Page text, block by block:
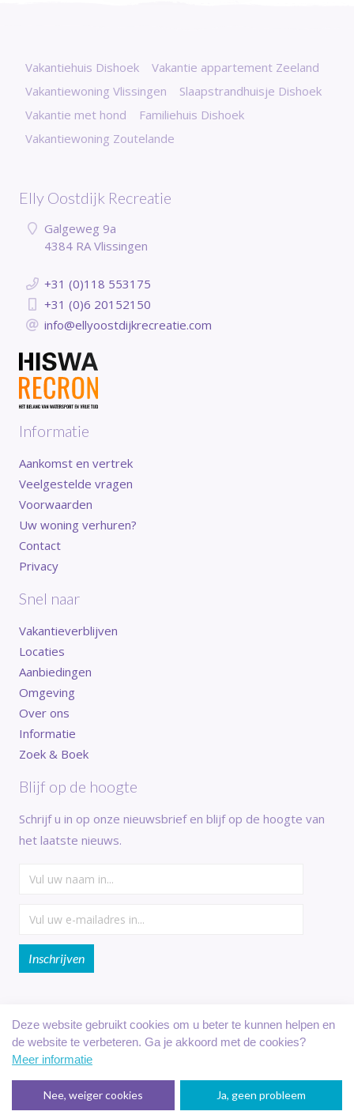
Deze website gebruikt cookies om u beter te kunnen helpen en
de website te verbeteren. Ga je akkoord met de cookies?
Meer informatie
Nee, weiger cookies Ja, geen probleem
Vakantiehuis Dishoek
Vakantie appartement Zeeland
Vakantiewoning Vlissingen
Slaapstrandhuisje Dishoek
Vakantie met hond
Familiehuis Dishoek
Vakantiewoning Zoutelande
Elly Oostdijk Recreatie
Galgeweg 9a
4384 RA Vlissingen
+31 (0)118 553175
+31 (0)6 20152150
info@ellyoostdijkrecreatie.com
Informatie
Aankomst en vertrek
Veelgestelde vragen
Voorwaarden
Uw woning verhuren?
Contact
Privacy
Snel naar
Vakantieverblijven
Locaties
Aanbiedingen
Omgeving
Over ons
Informatie
Zoek & Boek
Blijf op de hoogte
Schrijf u in op onze nieuwsbrief en blijf op de hoogte van
het laatste nieuws.
Veilig online betalen met:
Reserveringssysteem verhuur: Recranet